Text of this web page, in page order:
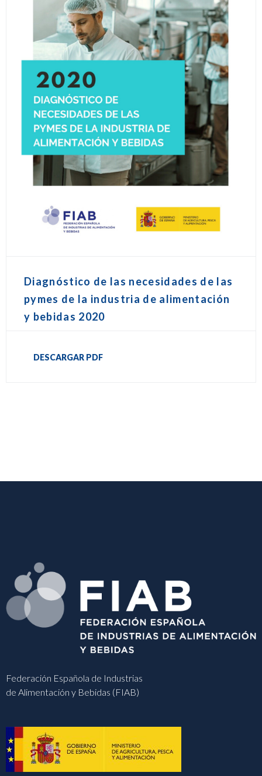
Diagnóstico de las necesidades de las
pymes de la industria de alimentación
y bebidas 2020
DESCARGAR PDF
Federación Española de Industrias
de Alimentación y Bebidas (FIAB)